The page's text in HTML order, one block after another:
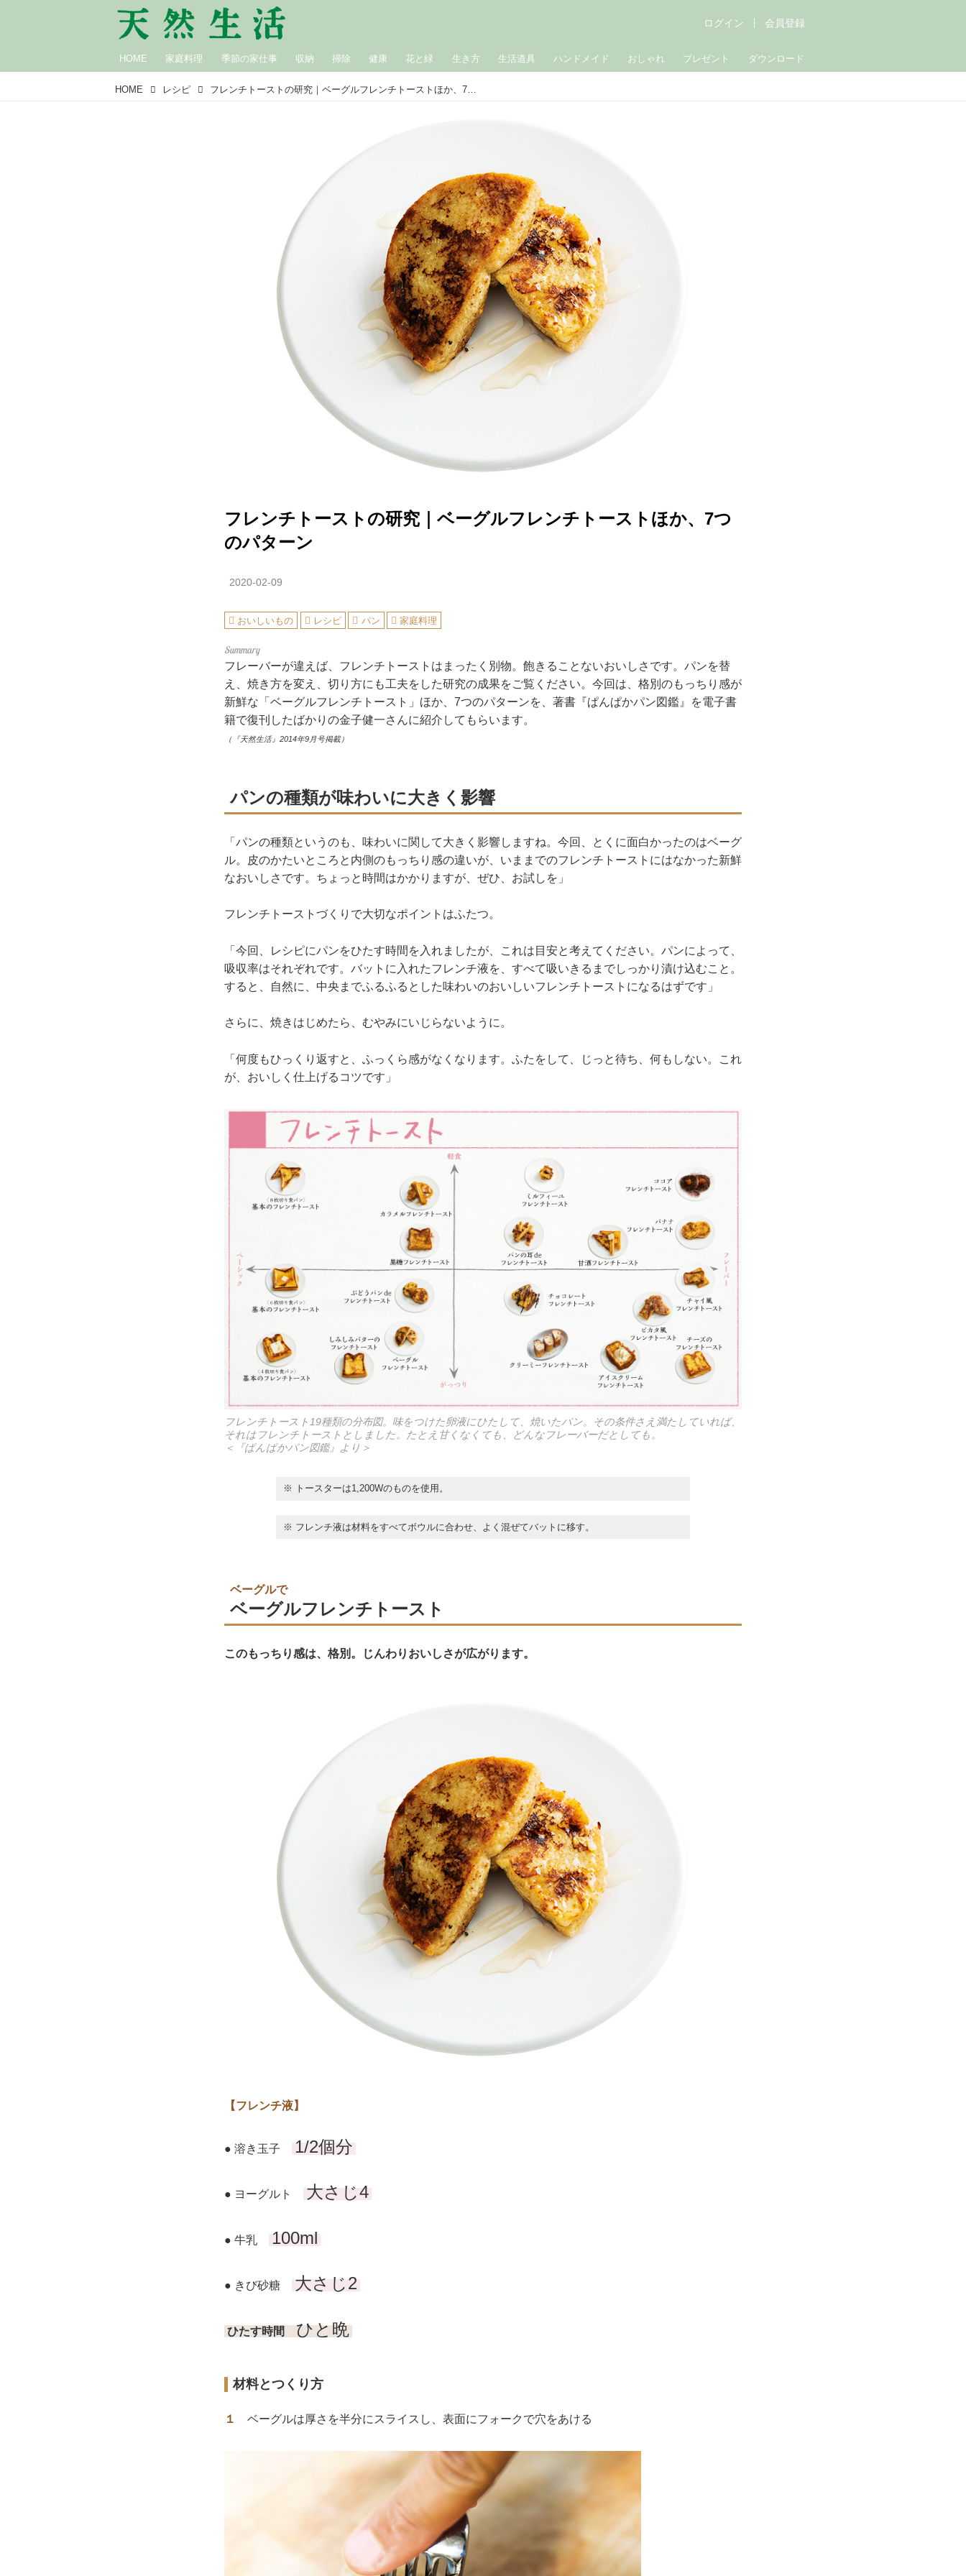
HOME 家庭料理 季節の家仕事 収納 掃除 健康 花と緑 生き方 生活道具 ハンドメイド おしゃれ プレゼント ダウンロード
ログイン 会員登録
HOME レシピ フレンチトーストの研究｜ベーグルフレンチトーストほか、7つのパターン
フレンチトーストの研究｜ベーグルフレンチトーストほか、7つ
のパターン
2020-02-09
おいしいもの レシピ パン 家庭料理
フレーバーが違えば、フレンチトーストはまったく別物。飽きることないおいしさです。パンを替
え、焼き方を変え、切り方にも工夫をした研究の成果をご覧ください。今回は、格別のもっちり感が
新鮮な「ベーグルフレンチトースト」ほか、7つのパターンを、著書『ぱんぱかパン図鑑』を電子書
籍で復刊したばかりの金子健一さんに紹介してもらいます。
（『天然生活』2014年9月号掲載）
パンの種類が味わいに大きく影響
「パンの種類というのも、味わいに関して大きく影響しますね。今回、とくに面白かったのはベーグ
ル。皮のかたいところと内側のもっちり感の違いが、いままでのフレンチトーストにはなかった新鮮
なおいしさです。ちょっと時間はかかりますが、ぜひ、お試しを」
フレンチトーストづくりで大切なポイントはふたつ。
「今回、レシピにパンをひたす時間を入れましたが、これは目安と考えてください。パンによって、
吸収率はそれぞれです。バットに入れたフレンチ液を、すべて吸いきるまでしっかり漬け込むこと。
すると、自然に、中央までふるふるとした味わいのおいしいフレンチトーストになるはずです」
さらに、焼きはじめたら、むやみにいじらないように。
「何度もひっくり返すと、ふっくら感がなくなります。ふたをして、じっと待ち、何もしない。これ
が、おいしく仕上げるコツです」
フレンチトースト19種類の分布図。味をつけた卵液にひたして、焼いたパン。その条件さえ満たしていれば、
それはフレンチトーストとしました。たとえ甘くなくても、どんなフレーバーだとしても。
＜『ぱんぱかパン図鑑』より＞
※ トースターは1,200Wのものを使用。
※ フレンチ液は材料をすべてボウルに合わせ、よく混ぜてバットに移す。
ベーグルで
ベーグルフレンチトースト
このもっちり感は、格別。じんわりおいしさが広がります。
【フレンチ液】
● 溶き玉子 1/2個分
● ヨーグルト 大さじ4
● 牛乳 100ml
● きび砂糖 大さじ2
ひたす時間 ひと晩
材料とつくり方
１ ベーグルは厚さを半分にスライスし、表面にフォークで穴をあける